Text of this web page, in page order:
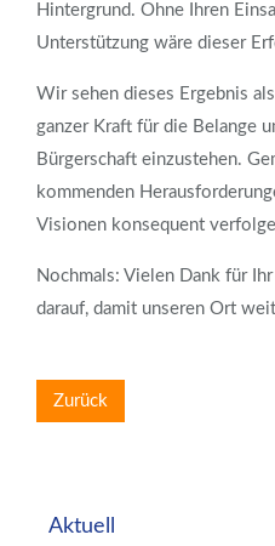
Hintergrund. Ohne Ihren
Unterstützung wäre dieser
Wir sehen dieses Ergebnis
ganzer Kraft für die Belange
Bürgerschaft einzustehen.
kommenden
Visionen konsequent
Nochmals: Vielen Dank für
darauf, damit unseren Ort
Zurück
Aktuell